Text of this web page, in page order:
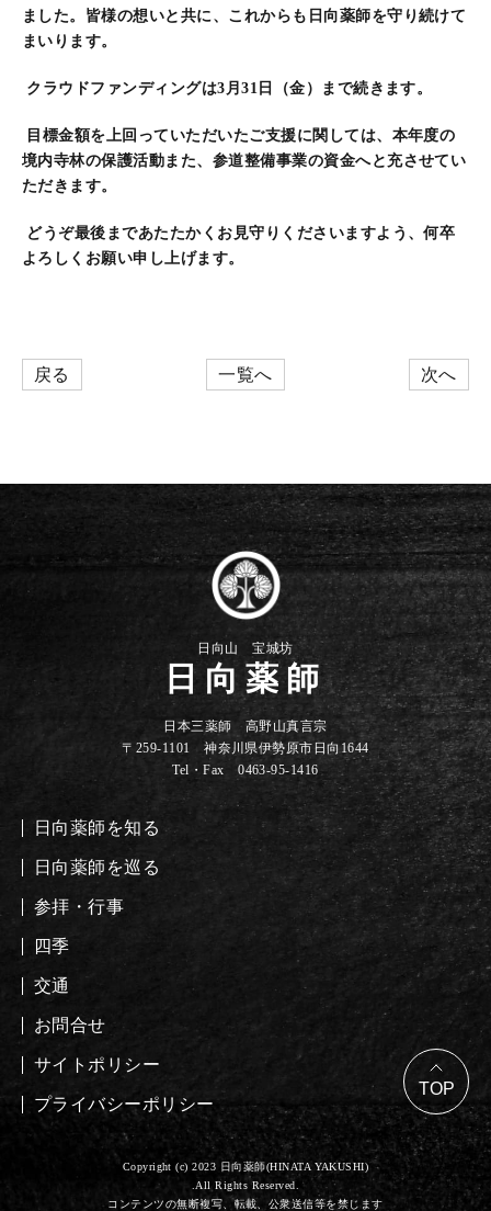
ました。皆様の想いと共に、これからも日向薬師を守り続けて
まいります。
クラウドファンディングは3月31日（金）まで続きます。
目標金額を上回っていただいたご支援に関しては、本年度の
境内寺林の保護活動また、参道整備事業の資金へと充させてい
ただきます。
どうぞ最後まであたたかくお見守りくださいますよう、何卒
よろしくお願い申し上げます。
戻る 一覧へ 次へ
日向山 宝城坊
日向薬師
日本三薬師 高野山真言宗
〒259-1101 神奈川県伊勢原市日向1644
Tel・Fax 0463-95-1416
日向薬師を知る
日向薬師を巡る
参拝・行事
四季
交通
お問合せ
サイトポリシー
プライバシーポリシー
Copyright (c) 2023 日向薬師(HINATA YAKUSHI)
.All Rights Reserved.
コンテンツの無断複写、転載、公衆送信等を禁じます